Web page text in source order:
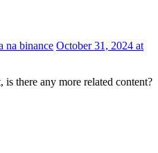
na binance October 31, 2024 at
there any more related content?